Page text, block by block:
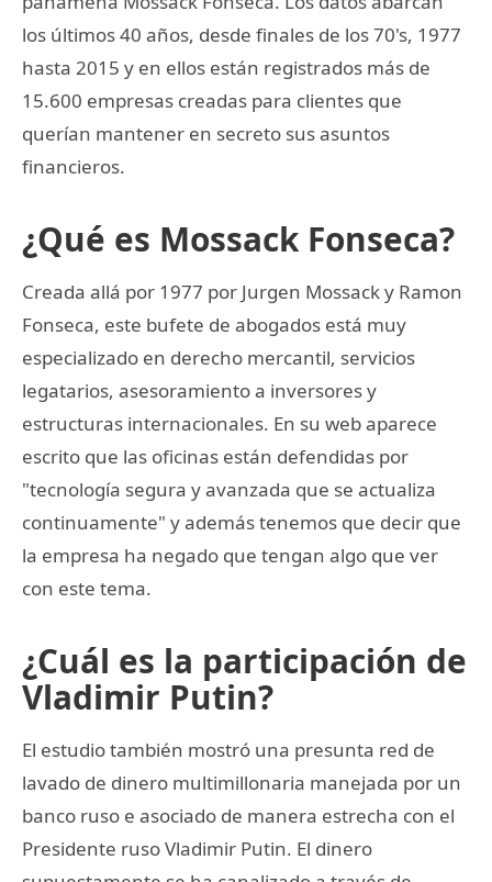
los últimos 40 años, desde finales de los 70's, 1977
hasta 2015 y en ellos están registrados más de
15.600 empresas creadas para clientes que
querían mantener en secreto sus asuntos
financieros.
¿Qué es Mossack Fonseca?
Creada allá por 1977 por Jurgen Mossack y Ramon
Fonseca, este bufete de abogados está muy
especializado en derecho mercantil, servicios
legatarios, asesoramiento a inversores y
estructuras internacionales. En su web aparece
escrito que las oficinas están defendidas por
"tecnología segura y avanzada que se actualiza
continuamente" y además tenemos que decir que
la empresa ha negado que tengan algo que ver
con este tema.
¿Cuál es la participación de
Vladimir Putin?
El estudio también mostró una presunta red de
lavado de dinero multimillonaria manejada por un
banco ruso e asociado de manera estrecha con el
Presidente ruso Vladimir Putin. El dinero